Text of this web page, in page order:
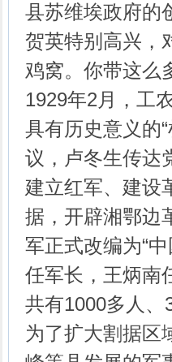
县苏维埃政府的
贺英特别高兴，
鸡窝。你带这么
1929年2月，工
具有历史意义的
议，卢冬生传达
建立红军、建设
据，开辟湘鄂边
军正式改编为“
任军长，王炳南
共有1000多人、
为了扩大割据区